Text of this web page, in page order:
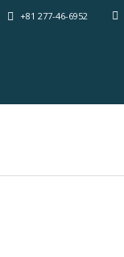
+81 277-46-6952